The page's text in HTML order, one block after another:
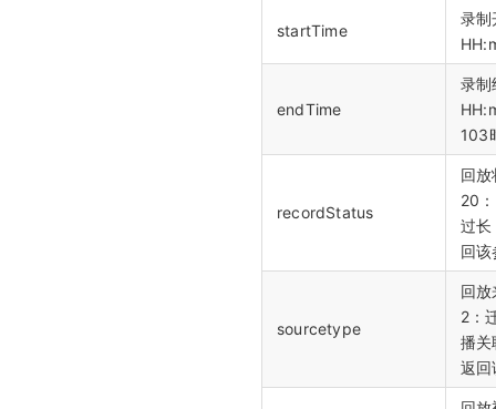
startTime
录
endTime
录
103
recordStatus
回
20
过
回
sourcetype
回
2：
播
返回